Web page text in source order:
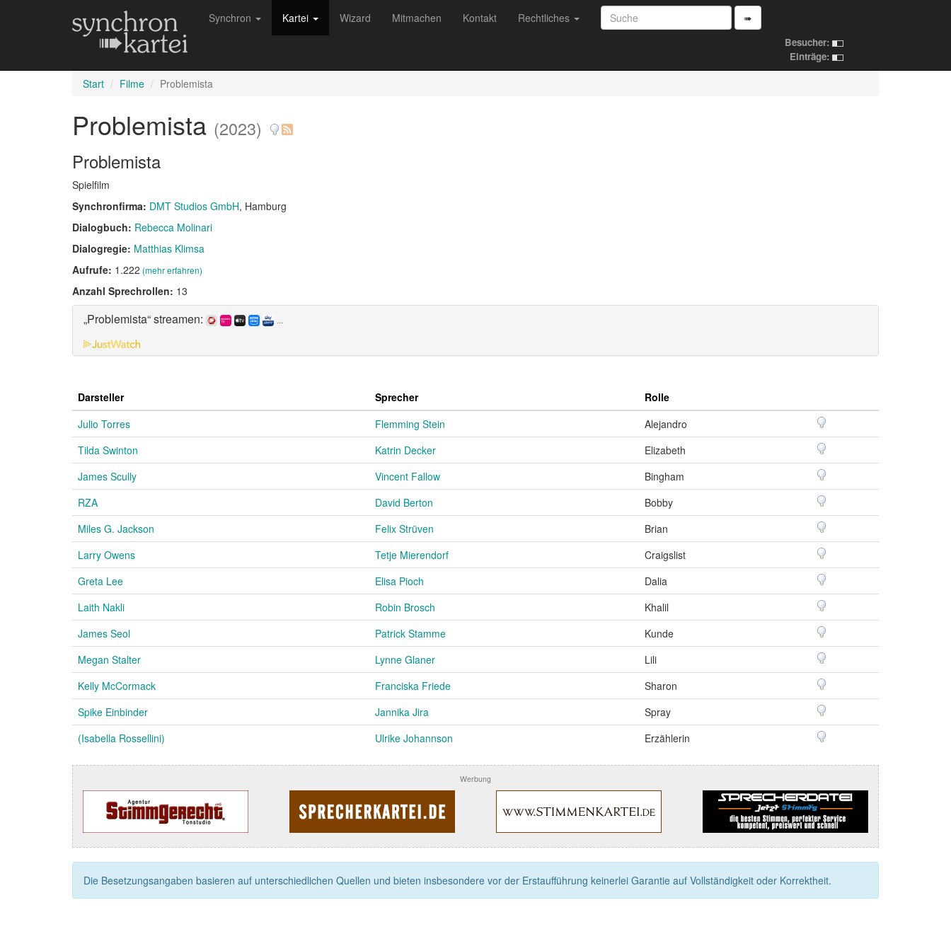
Synchron Kartei Wizard Mitmachen Kontakt Rechtliches ➠
Besucher:
Einträge:
Start Filme Problemista
Problemista (2023)
Problemista
Spielfilm
Synchronfirma: DMT Studios GmbH, Hamburg
Dialogbuch: Rebecca Molinari
Dialogregie: Matthias Klimsa
Aufrufe: 1.222 (mehr erfahren)
Anzahl Sprechrollen: 13
„Problemista“ streamen: ...
Darsteller Sprecher
Rolle
Julio Torres
Flemming Stein
Alejandro
Tilda Swinton
Katrin Decker
Elizabeth
James Scully
Vincent Fallow
Bingham
RZA
David Berton
Bobby
Miles G. Jackson
Felix Strüven
Brian
Larry Owens
Tetje Mierendorf
Craigslist
Greta Lee
Elisa Pioch
Dalia
Laith Nakli
Robin Brosch
Khalil
James Seol
Patrick Stamme
Kunde
Megan Stalter
Lynne Glaner
Lili
Kelly McCormack
Franciska Friede
Sharon
Spike Einbinder
Jannika Jira
Spray
(Isabella Rossellini)
Ulrike Johannson Erzählerin
Werbung
Die Besetzungsangaben basieren auf unterschiedlichen Quellen und bieten insbesondere vor der Erstaufführung keinerlei Garantie auf Vollständigkeit oder Korrektheit.